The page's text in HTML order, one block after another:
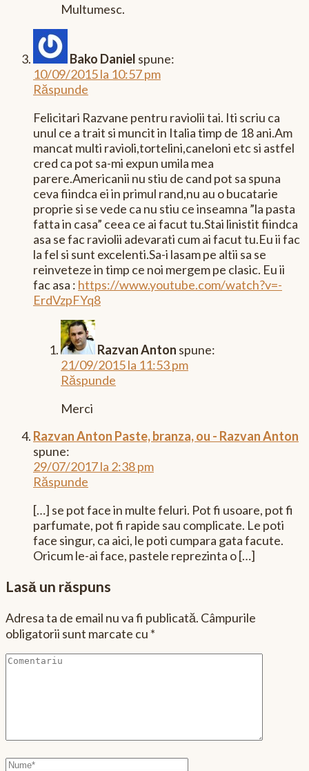
Multumesc.
Bako Daniel spune:
10/09/2015 la 10:57 pm
Răspunde
Felicitari Razvane pentru raviolii tai. Iti scriu ca
unul ce a trait si muncit in Italia timp de 18 ani.Am
mancat multi ravioli,tortelini,caneloni etc si astfel
cred ca pot sa-mi expun umila mea
parere.Americanii nu stiu de cand pot sa spuna
ceva fiindca ei in primul rand,nu au o bucatarie
proprie si se vede ca nu stiu ce inseamna ”la pasta
fatta in casa” ceea ce ai facut tu.Stai linistit fiindca
asa se fac raviolii adevarati cum ai facut tu.Eu ii fac
la fel si sunt excelenti.Sa-i lasam pe altii sa se
reinveteze in timp ce noi mergem pe clasic. Eu ii
fac asa : https://www.youtube.com/watch?v=-
ErdVzpFYq8
Razvan Anton spune:
21/09/2015 la 11:53 pm
Răspunde
Merci
Razvan Anton Paste, branza, ou - Razvan Anton
spune:
29/07/2017 la 2:38 pm
Răspunde
[…] se pot face in multe feluri. Pot fi usoare, pot fi
parfumate, pot fi rapide sau complicate. Le poti
face singur, ca aici, le poti cumpara gata facute.
Oricum le-ai face, pastele reprezinta o […]
Lasă un răspuns
Adresa ta de email nu va fi publicată. Câmpurile
obligatorii sunt marcate cu *
Comentariu
Nume